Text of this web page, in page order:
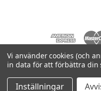
Vi använder cookies (och
in data för att förbättra din
Inställningar